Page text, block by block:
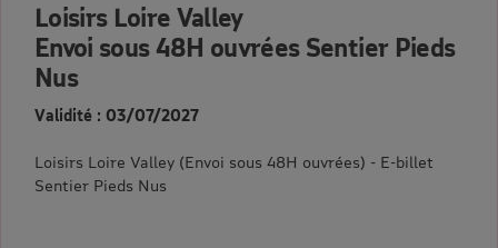
Loisirs Loire Valley
Envoi sous 48H ouvrées Sentier Pieds
Nus
Validité : 03/07/2027
Loisirs Loire Valley (Envoi sous 48H ouvrées) - E-billet
Sentier Pieds Nus